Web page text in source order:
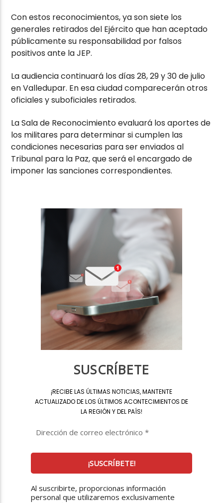
Con estos reconocimientos, ya son siete los
generales retirados del Ejército que han aceptado
públicamente su responsabilidad por falsos
positivos ante la JEP.
La audiencia continuará los días 28, 29 y 30 de julio
en Valledupar. En esa ciudad comparecerán otros
oficiales y suboficiales retirados.
La Sala de Reconocimiento evaluará los aportes de
los militares para determinar si cumplen las
condiciones necesarias para ser enviados al
Tribunal para la Paz, que será el encargado de
imponer las sanciones correspondientes.
SUSCRÍBETE
¡RECIBE LAS ÚLTIMAS NOTICIAS, MANTENTE
ACTUALIZADO DE LOS ÚLTIMOS ACONTECIMIENTOS DE
LA REGIÓN Y DEL PAÍS!
Al suscribirte, proporcionas información
personal que utilizaremos exclusivamente